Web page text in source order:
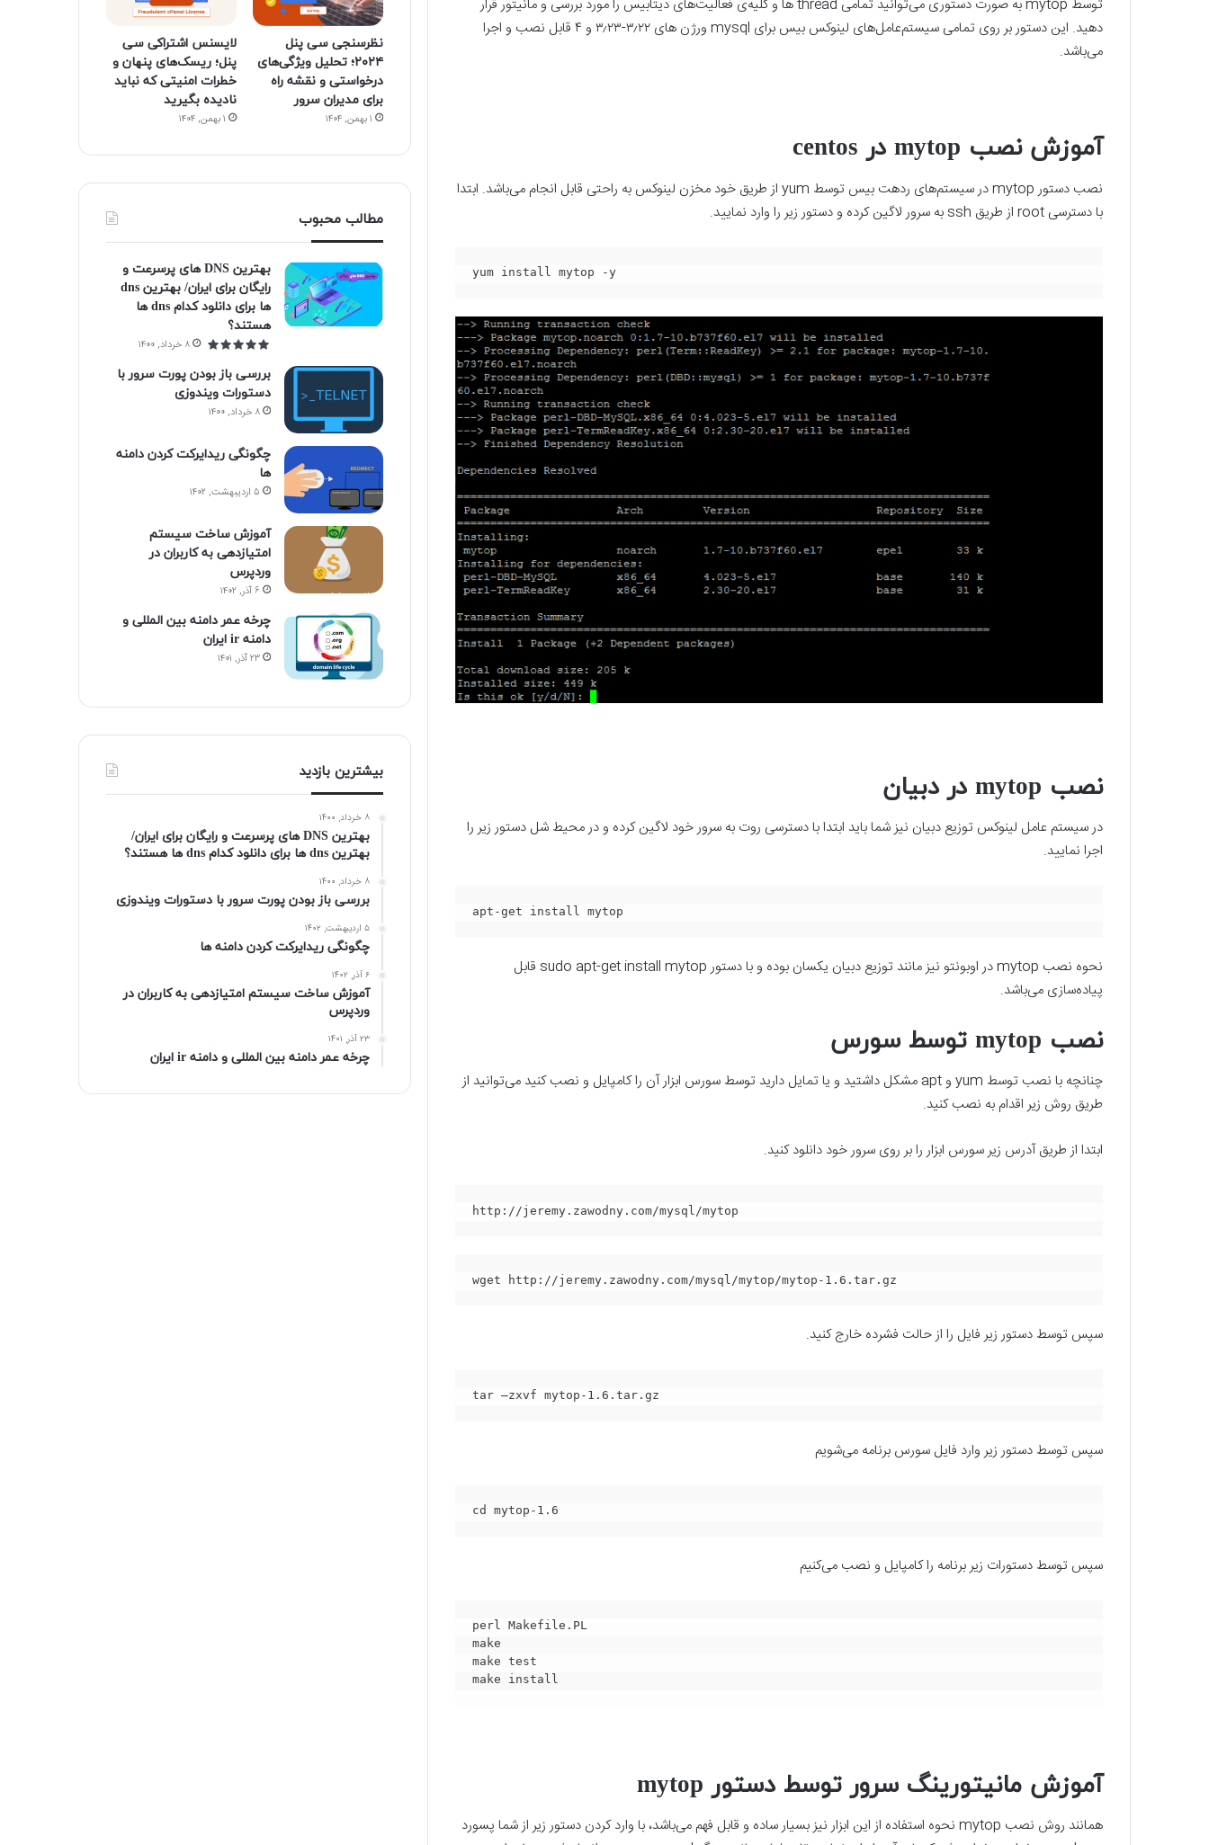
توسط mytop به صورت دستوری می‌توانید تمامی thread ها و کلیه‌ی فعالیت‌های دیتابیس را مورد بررسی و مانیتور قرار
دهید. این دستور بر روی تمامی سیستم‌عامل‌های لینوکس بیس برای mysql ورژن های ۳٫۲۲-۳٫۲۳ و ۴ قابل نصب و اجرا
می‌باشد.
آموزش نصب mytop در centos
نصب دستور mytop در سیستم‌های ردهت بیس توسط yum از طریق خود مخزن لینوکس به راحتی قابل انجام می‌باشد. ابتدا
با دسترسی root از طریق ssh به سرور لاگین کرده و دستور زیر را وارد نمایید.
yum install mytop -y
نصب mytop در دبیان
در سیستم عامل لینوکس توزیع دبیان نیز شما باید ابتدا با دسترسی روت به سرور خود لاگین کرده و در محیط شل دستور زیر را
اجرا نمایید.
apt-get install mytop
نحوه نصب mytop در اوبونتو نیز مانند توزیع دبیان یکسان بوده و با دستور sudo apt-get install mytop قابل
پیاده‌سازی می‌باشد.
نصب mytop توسط سورس
چنانچه با نصب توسط yum و apt مشکل داشتید و یا تمایل دارید توسط سورس ابزار آن را کامپایل و نصب کنید می‌توانید از
طریق روش زیر اقدام به نصب کنید.
ابتدا از طریق آدرس زیر سورس ابزار را بر روی سرور خود دانلود کنید.
http://jeremy.zawodny.com/mysql/mytop
wget http://jeremy.zawodny.com/mysql/mytop/mytop-1.6.tar.gz
سپس توسط دستور زیر فایل را از حالت فشرده خارج کنید.
tar –zxvf mytop-1.6.tar.gz
سپس توسط دستور زیر وارد فایل سورس برنامه می‌شویم
cd mytop-1.6
سپس توسط دستورات زیر برنامه را کامپایل و نصب می‌کنیم
perl Makefile.PL
make
make test
make install
آموزش مانیتورینگ سرور توسط دستور mytop
همانند روش نصب mytop نحوه استفاده از این ابزار نیز بسیار ساده و قابل فهم می‌باشد، با وارد کردن دستور زیر از شما پسورد
نظرسنجی سی پنل
۲۰۲۴؛ تحلیل ویژگی‌های
درخواستی و نقشه راه
برای مدیران سرور
۱ بهمن, ۱۴۰۴
لایسنس اشتراکی سی
پنل؛ ریسک‌های پنهان و
خطرات امنیتی که نباید
نادیده بگیرید
۱ بهمن, ۱۴۰۴
مطالب محبوب
بهترین DNS های پرسرعت و
رایگان برای ایران/ بهترین dns
ها برای دانلود کدام dns ها
هستند؟
۸ خرداد, ۱۴۰۰
بررسی باز بودن پورت سرور با
دستورات ویندوزی
۸ خرداد, ۱۴۰۰
چگونگی ریدایرکت کردن دامنه
ها
۵ اردیبهشت, ۱۴۰۲
آموزش ساخت سیستم
امتیازدهی به کاربران در
وردپرس
۶ آذر, ۱۴۰۲
چرخه عمر دامنه بین المللی و
دامنه ir ایران
۲۳ آذر, ۱۴۰۱
بیشترین بازدید
۸ خرداد, ۱۴۰۰
بهترین DNS های پرسرعت و رایگان برای ایران/
بهترین dns ها برای دانلود کدام dns ها هستند؟
۸ خرداد, ۱۴۰۰
بررسی باز بودن پورت سرور با دستورات ویندوزی
۵ اردیبهشت, ۱۴۰۲
چگونگی ریدایرکت کردن دامنه ها
۶ آذر, ۱۴۰۲
آموزش ساخت سیستم امتیازدهی به کاربران در
وردپرس
۲۳ آذر, ۱۴۰۱
چرخه عمر دامنه بین المللی و دامنه ir ایران